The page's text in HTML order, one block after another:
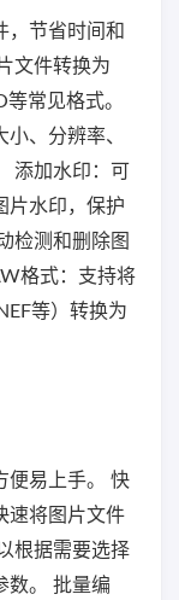
，节省时间和
文件转换为
常见格式。
、分辨率、
添加水印：可
片水印，保护
检测和删除图
格式：支持将
等）转换为
便易上手。 快
速将图片文件
根据需要选择
数。 批量编